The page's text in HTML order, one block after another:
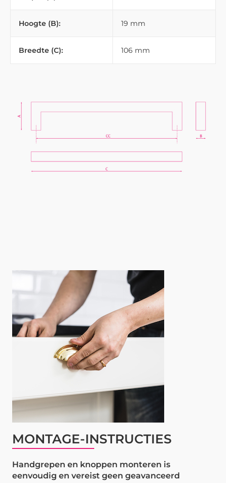
Hoogte (B): 19 mm
Breedte (C): 106 mm
MONTAGE-INSTRUCTIES
Handgrepen en knoppen monteren is
eenvoudig en vereist geen geavanceerd